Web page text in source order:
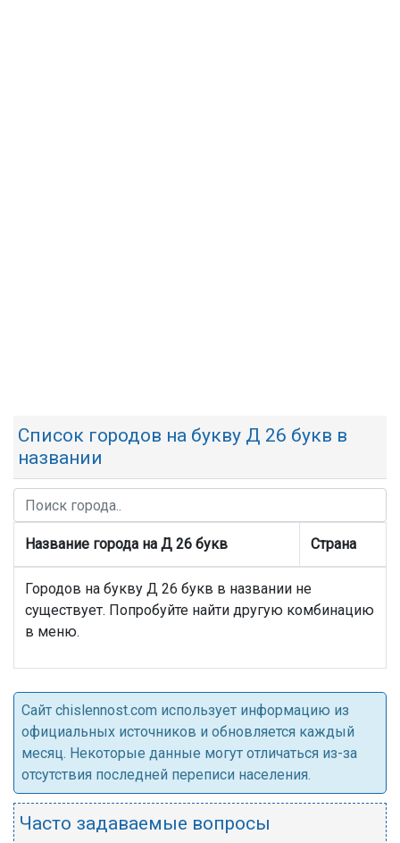
Список городов на букву Д 26 букв в
названии
Название города на Д 26 букв Страна
Городов на букву Д 26 букв в названии не
существует. Попробуйте найти другую комбинацию
в меню.
Cайт chislennost.com использует информацию из
официальных источников и обновляется каждый
месяц. Некоторые данные могут отличаться из-за
отсутствия последней переписи населения.
Часто задаваемые вопросы